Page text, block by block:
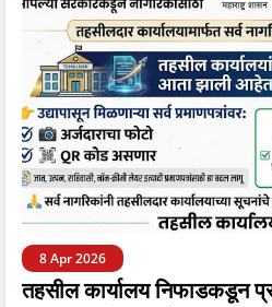
8 Apr 2026
तहसील कार्यालय निफाडकडून